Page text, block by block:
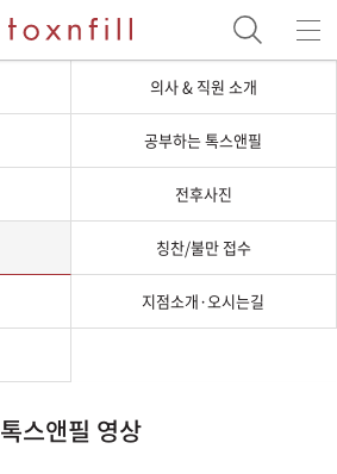
의사 & 직원 소개
공부하는 톡스앤필
전후사진
칭찬/불만 접수
지점소개·오시는길
톡스앤필 영상